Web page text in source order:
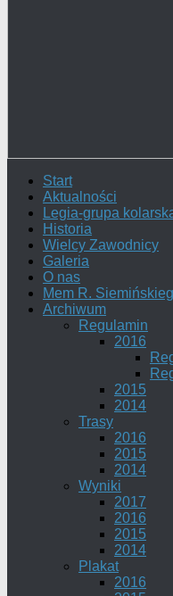
Start
Aktualności
Legia-grupa
Historia
Wielcy Zawodnicy
Galeria
O nas
Mem R.
Archiwum
Regulamin
2016
2015
2014
Trasy
2016
2015
2014
Wyniki
2017
2016
2015
2014
Plakat
2016